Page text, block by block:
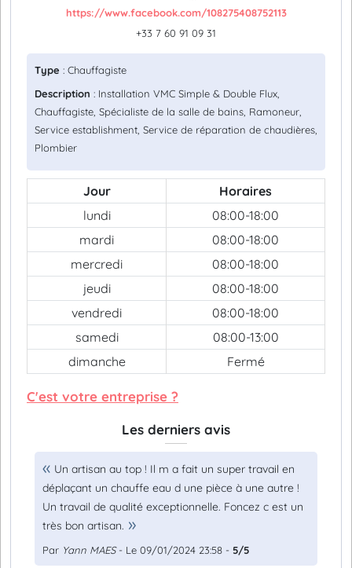
https://www.facebook.com/108275408752113
+33 7 60 91 09 31
Type : Chauffagiste
Description : Installation VMC Simple & Double Flux,
Chauffagiste, Spécialiste de la salle de bains, Ramoneur,
Service establishment, Service de réparation de chaudières,
Plombier
Jour
Horaires
lundi
08:00-18:00
mardi
08:00-18:00
mercredi
08:00-18:00
jeudi
08:00-18:00
vendredi
08:00-18:00
samedi
08:00-13:00
dimanche
Fermé
C'est votre entreprise ?
Les derniers avis
Un artisan au top ! Il m a fait un super travail en
déplaçant un chauffe eau d une pièce à une autre !
Un travail de qualité exceptionnelle. Foncez c est un
très bon artisan.
Par Yann MAES- Le 09/01/2024 23:58 - 5/5